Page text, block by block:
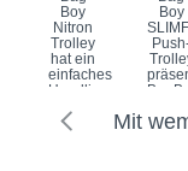
Boy
Nitron
Trolley
hat ein
einfaches
Handling.
nur 2
Schritten
Boy
Mit